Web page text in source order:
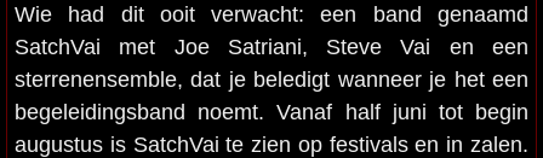
Wie had dit ooit verwacht: een band genaamd
SatchVai met Joe Satriani, Steve Vai en een
sterrenensemble, dat je beledigt wanneer je het een
begeleidingsband noemt. Vanaf half juni tot begin
augustus is SatchVai te zien op festivals en in zalen.